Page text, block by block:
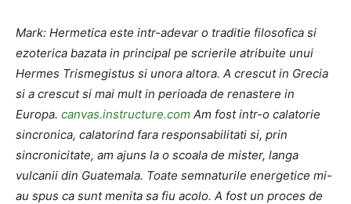
Mark: Hermetica este intr-adevar o traditie filosofica si
ezoterica bazata in principal pe scrierile atribuite unui
Hermes Trismegistus si unora altora. A crescut in Grecia
si a crescut si mai mult in perioada de renastere in
Europa. canvas.instructure.com Am fost intr-o calatorie
sincronica, calatorind fara responsabilitati si, prin
sincronicitate, am ajuns la o scoala de mister, langa
vulcanii din Guatemala. Toate semnaturile energetice mi-
au spus ca sunt menita sa fiu acolo. A fost un proces de